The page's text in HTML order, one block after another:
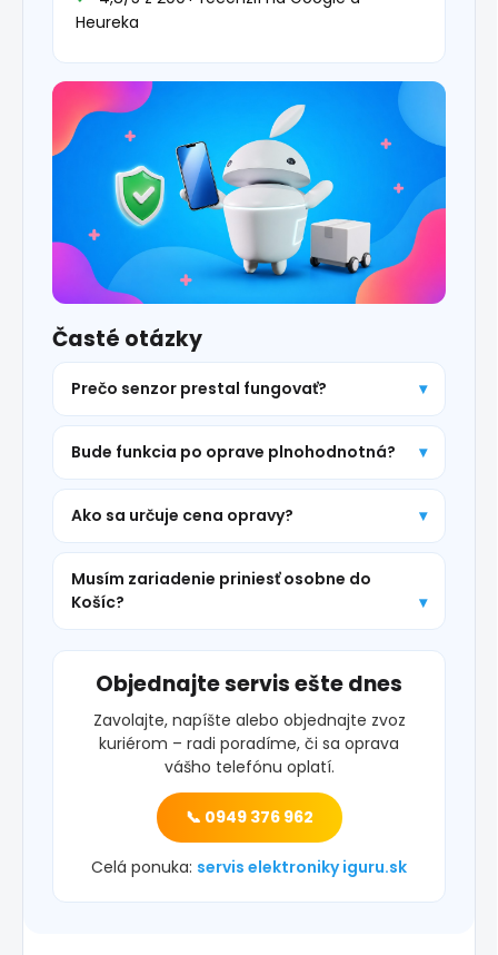
Heureka
Časté otázky
Prečo senzor prestal fungovať?
Bude funkcia po oprave plnohodnotná?
Ako sa určuje cena opravy?
Musím zariadenie priniesť osobne do
Košíc?
Objednajte servis ešte dnes
Zavolajte, napíšte alebo objednajte zvoz
kuriérom – radi poradíme, či sa oprava
vášho telefónu oplatí.
📞 0949 376 962
Celá ponuka: servis elektroniky iguru.sk